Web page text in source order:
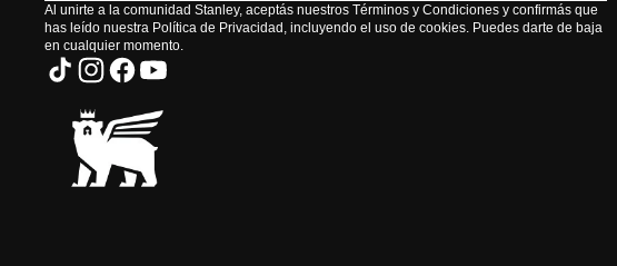
Al unirte a la comunidad Stanley, aceptás nuestros Términos y Condiciones y confirmás que
has leído nuestra Política de Privacidad, incluyendo el uso de cookies. Puedes darte de baja
en cualquier momento.